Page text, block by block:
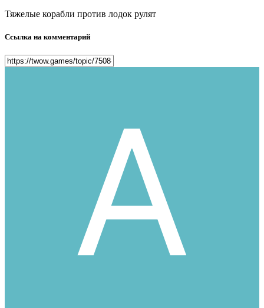
Тяжелые корабли против лодок рулят
Ссылка на комментарий